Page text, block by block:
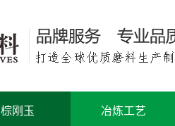
棕刚玉 冶炼工艺